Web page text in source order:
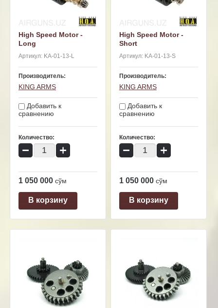
High Speed Motor -
Long
Артикул: KA-01-13-L
Производитель:
KING ARMS
Добавить к
сравнению
Количество:
− +
1 050 000 сўм
В корзину
High Speed Motor -
Short
Артикул:KA-01-13-S
Производитель:
KING ARMS
Добавить к
сравнению
Количество:
− +
1 050 000 сўм
В корзину